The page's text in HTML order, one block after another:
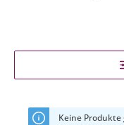
Keine